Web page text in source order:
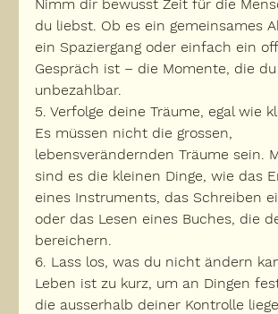
Nimm dir bewusst Zeit für die
du liebst. Ob es ein gemeinsames
ein Spaziergang oder einfach ein
Gespräch ist – die Momente, die
unbezahlbar.
5. Verfolge deine Träume, egal wie
Es müssen nicht die grossen,
lebensverändernden Träume sein.
sind es die kleinen Dinge, wie das
eines Instruments, das Schreiben
oder das Lesen eines Buches, die
bereichern.
6. Lass los, was du nicht ändern
Leben ist zu kurz, um an Dingen
die ausserhalb deiner Kontrolle